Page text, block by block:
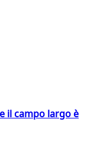
il campo largo è